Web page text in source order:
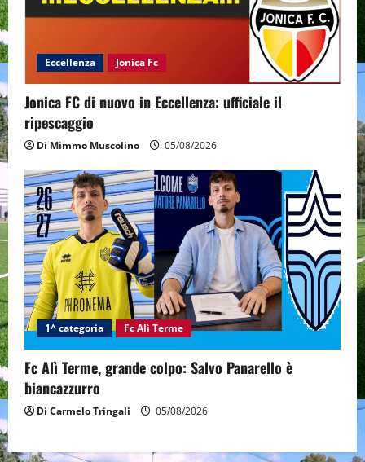
Eccellenza Jonica Fc
Jonica FC di nuovo in Eccellenza: ufficiale il
ripescaggio
Di Mimmo Muscolino 05/08/2026
1^ categoria Fc Alì Terme
Fc Alì Terme, grande colpo: Salvo Panarello è
biancazzurro
Di Carmelo Tringali 05/08/2026